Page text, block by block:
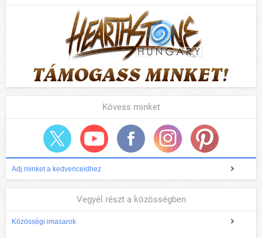
Kövess minket
Adj minket a kedvenceidhez
Vegyél részt a közösségben
Közösségi imasarok